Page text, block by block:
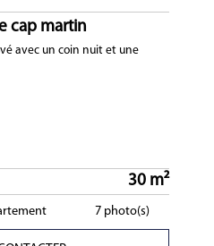
cap martin
avec un coin nuit et une
30 m²
7 photo(s)